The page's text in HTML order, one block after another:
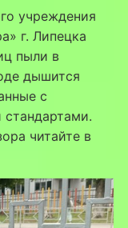
учреждения
г. Липецка
пыли в
дышится
с
читайте в